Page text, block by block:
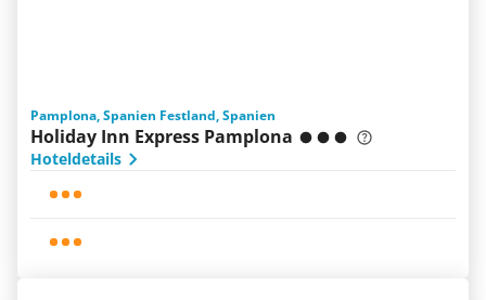
Pamplona, Spanien Festland, Spanien
Holiday Inn Express Pamplona
Hoteldetails